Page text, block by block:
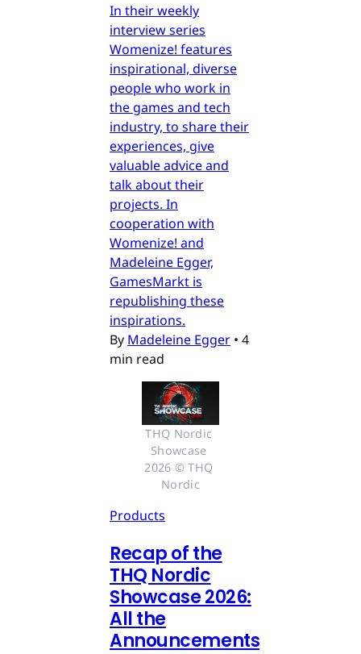
In their weekly
interview series
Womenize! features
inspirational, diverse
people who work in
the games and tech
industry, to share their
experiences, give
valuable advice and
talk about their
projects. In
cooperation with
Womenize! and
Madeleine Egger,
GamesMarkt is
republishing these
inspirations.
By Madeleine Egger • 4
min read
THQ Nordic
Showcase
2026 © THQ
Nordic
Products
Recap of the
THQ Nordic
Showcase 2026:
All the
Announcements